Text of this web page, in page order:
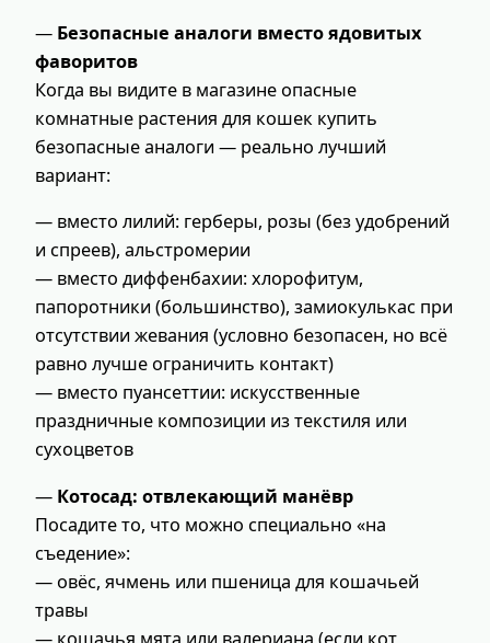
— Безопасные аналоги вместо ядовитых
фаворитов
Когда вы видите в магазине опасные
комнатные растения для кошек купить
безопасные аналоги — реально лучший
вариант:
— вместо лилий: герберы, розы (без удобрений
и спреев), альстромерии
— вместо диффенбахии: хлорофитум,
папоротники (большинство), замиокулькас при
отсутствии жевания (условно безопасен, но всё
равно лучше ограничить контакт)
— вместо пуансеттии: искусственные
праздничные композиции из текстиля или
сухоцветов
— Котосад: отвлекающий манёвр
Посадите то, что можно специально «на
съедение»:
— овёс, ячмень или пшеница для кошачьей
травы